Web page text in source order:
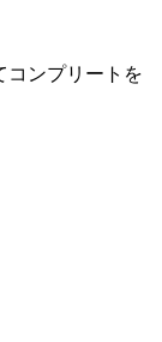
コンプリートを